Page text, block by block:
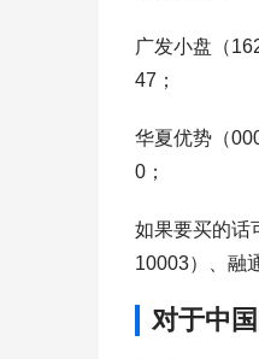
广发小盘（
47；
华夏优势（
0；
如果要买的话
10003）、融
对于中